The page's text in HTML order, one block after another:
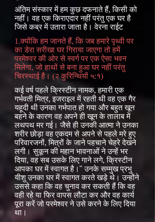
अंतिम संस्कार में हम कुछ दफनाते हैं, किसी को
नहीं। वह एक किराएदार नहीं परंतु एक घर है
जिसे कब्र में उतारा जाता है। वेरना राईट
1.क्योंकि हम जानते हैं, कि जब हमारे पृथ्वी पर
का डेरा सरीखा घर गिराया जाएगा तो हमें
परमेश्वर की ओर से स्वर्ग पर एक ऐसा भवन
मिलेगा, जो हाथों से बना हुआ घर नहीं परंतु
चिरस्थाई है। (२ कुरिन्थियों ५:१)
कई वर्ष पहले क्रिस्टीन नामक, हमारी एक
गर्भवती मित्र, इजराइल में रहती थी वह एक गैर
यहूदी थी उनका गर्भपात हो गया और बहुत खून
बहने के कारण वह अपने ही खून के तालाब में
लथपथ मर गई। जैसे ही उनकी आत्मा ने उनका
शरीर छोड़ा वह एकदम से अपने से पहले मरे हुए
परिवारजनों, मित्रों के जाने पहचाने चेहरे देखने
लगी। सुकून की महान भावनाओं ने उन्हें भर
दिया, वह सब उसके लिए गाने लगे, क्रिस्टीन
आपका घर में स्वागत है। "उनके सम्मुख प्रभु
यीशु उनका घर में स्वागत करते खड़े थे। उन्होंने
उससे कहा कि वह चुनाव कर सकती हैं कि वह
वही रहे या फिर वापस लौटा कर और वह कार्य
पूरा करें जो परमेश्वर ने उसे करने के लिए दिया
था।